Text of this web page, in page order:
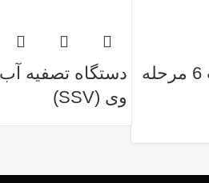
دستگاه تصفیه آب 6 مرحله
دستگاه تصفیه
وی (SSV)